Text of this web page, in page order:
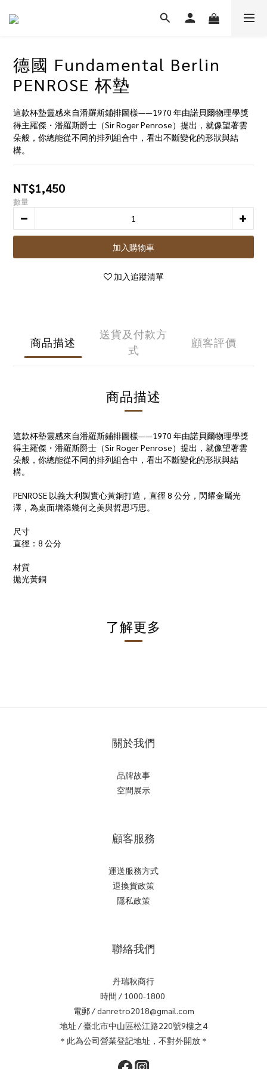
德國 Fundamental Berlin
PENROSE 杯墊
這款杯墊靈感來自潘羅斯鋪排圖樣——1970 年由諾貝爾物理學獎
得主羅傑・潘羅斯爵士（Sir Roger Penrose）提出，就像望著雲
朵般，你總能從不同的排列組合中，看出不斷變化的形狀與結
構。
NT$1,450
數量
加入購物車
加入追蹤清單
商品描述
送貨及付款方
式
顧客評價
商品描述
這款杯墊靈感來自潘羅斯鋪排圖樣——1970 年由諾貝爾物理學獎
得主羅傑・潘羅斯爵士（Sir Roger Penrose）提出，就像望著雲
朵般，你總能從不同的排列組合中，看出不斷變化的形狀與結
構。
PENROSE 以義大利製實心黃銅打造，直徑 8 公分，閃耀金屬光
澤，為桌面增添幾何之美與哲思巧思。
尺寸
直徑：8 公分
材質
拋光黃銅
了解更多
關於我們
品牌故事
空間展示
顧客服務
運送服務方式
退換貨政策
隱私政策
聯絡我們
丹瑞秋商行
時間 / 1000-1800
電郵 / danretro2018@gmail.com
地址 / 臺北市中山區松江路220號9樓之4
＊此為公司營業登記地址，不對外開放＊